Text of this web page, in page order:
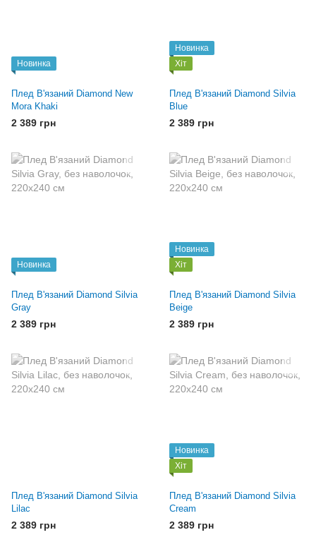
Новинка
Плед В'язаний Diamond New
Mora Khaki
2 389 грн
Новинка
Хіт
Плед В'язаний Diamond Silvia
Blue
2 389 грн
Новинка
Плед В'язаний Diamond Silvia
Gray
2 389 грн
Новинка
Хіт
Плед В'язаний Diamond Silvia
Beige
2 389 грн
Плед В'язаний Diamond Silvia
Lilac
2 389 грн
Новинка
Хіт
Плед В'язаний Diamond Silvia
Cream
2 389 грн